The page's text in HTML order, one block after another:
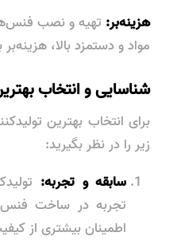
هزینه‌بر: تهیه و نصب
مواد و دستمزد بالا،
شناسایی و انتخاب
برای انتخاب بهترین
زیر را در نظر بگیرید:
سابقه و تجربه:
تجربه در ساخت
اطمینان بیشتری از